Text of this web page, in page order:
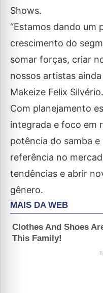
Shows.
“Estamos dando um
crescimento do
somar forças, criar
nossos artistas
Makeize Felix Silvério.
Com planejamento
integrada e foco em
potência do samba
referência no
tendências e abrir
gênero.